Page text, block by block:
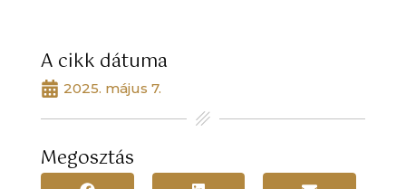
A cikk dátuma
2025. május 7.
Megosztás